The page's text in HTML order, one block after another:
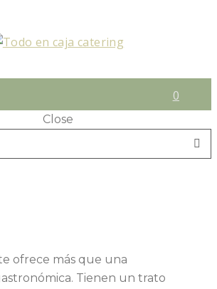
0
Close
ofrece más que una
Tienen un trato